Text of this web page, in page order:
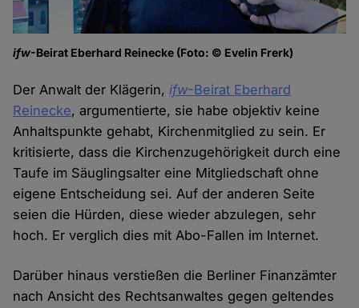
ifw-Beirat Eberhard Reinecke (Foto: © Evelin Frerk)
Der Anwalt der Klägerin,ifw-Beirat Eberhard
Reinecke, argumentierte, sie habe objektiv keine
Anhaltspunkte gehabt, Kirchenmitglied zu sein. Er
kritisierte, dass die Kirchenzugehörigkeit durch eine
Taufe im Säuglingsalter eine Mitgliedschaft ohne
eigene Entscheidung sei. Auf der anderen Seite
seien die Hürden, diese wieder abzulegen, sehr
hoch. Er verglich dies mit Abo-Fallen im Internet.
Darüber hinaus verstießen die Berliner Finanzämter
nach Ansicht des Rechtsanwaltes gegen geltendes